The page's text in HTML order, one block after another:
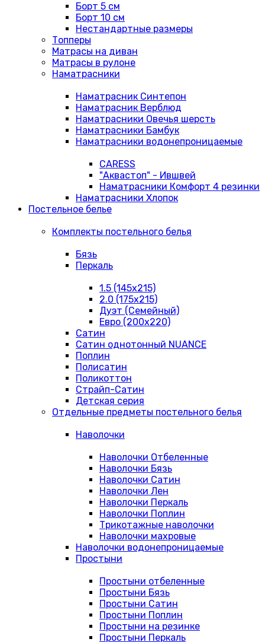
Борт 5 см
Борт 10 см
Нестандартные размеры
Топперы
Матрасы на диван
Матрасы в рулоне
Наматрасники
Наматрасник Синтепон
Наматрасник Верблюд
Наматрасники Овечья шерсть
Наматрасники Бамбук
Наматрасники водонепроницаемые
CARESS
"Аквастоп" - Ившвей
Наматрасники Комфорт 4 резинки
Наматрасники Хлопок
Постельное белье
Комплекты постельного белья
Бязь
Перкаль
1.5 (145х215)
2.0 (175х215)
Дуэт (Семейный)
Евро (200х220)
Сатин
Сатин однотонный NUANCE
Поплин
Полисатин
Поликоттон
Страйп-Сатин
Детская серия
Отдельные предметы постельного белья
Наволочки
Наволочки Отбеленные
Наволочки Бязь
Наволочки Сатин
Наволочки Лен
Наволочки Перкаль
Наволочки Поплин
Трикотажные наволочки
Наволочки махровые
Наволочки водонепроницаемые
Простыни
Простыни отбеленные
Простыни Бязь
Простыни Сатин
Простыни Поплин
Простыни на резинке
Простыни Перкаль